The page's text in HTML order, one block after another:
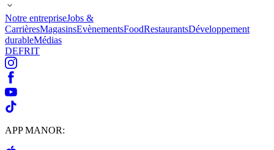
Notre entrepriseJobs &
CarrièresMagasinsEvènementsFoodRestaurantsDéveloppement
durableMédias
DEFRIT
APP MANOR: